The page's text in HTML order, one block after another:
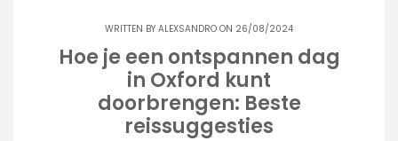
WRITTEN BY ALEXSANDRO ON 26/08/2024
Hoe je een ontspannen dag
in Oxford kunt
doorbrengen: Beste
reissuggesties